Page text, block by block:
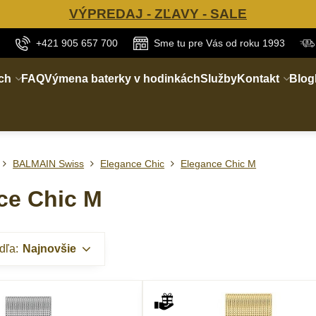
VÝPREDAJ - ZĽAVY - SALE
+421 905 657 700 Sme tu pre Vás od roku 1993
FAQVýmena baterky v hodinkáchSlužbyKontakt Blog
BALMAIN Swiss Elegance Chic Elegance Chic M
Chic M
Najnovšie